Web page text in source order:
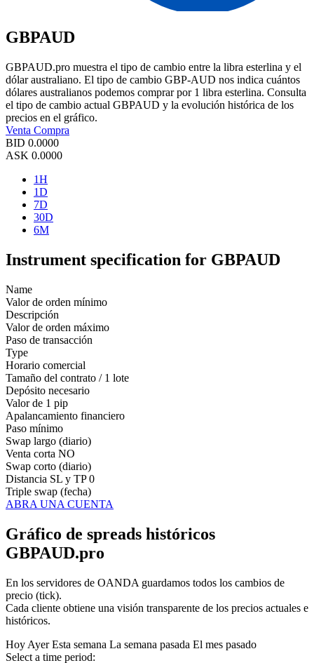
GBPAUD
GBPAUD.pro muestra el tipo de cambio entre la libra esterlina y el
dólar australiano. El tipo de cambio GBP-AUD nos indica cuántos
dólares australianos podemos comprar por 1 libra esterlina. Consulta
el tipo de cambio actual GBPAUD y la evolución histórica de los
precios en el gráfico.
Venta Compra
BID 0.0000
ASK 0.0000
1H
1D
7D
30D
6M
Instrument specification for GBPAUD
Name
Valor de orden mínimo
Descripción
Valor de orden máximo
Paso de transacción
Type
Horario comercial
Tamaño del contrato / 1 lote
Depósito necesario
Valor de 1 pip
Apalancamiento financiero
Paso mínimo
Swap largo (diario)
Venta corta NO
Swap corto (diario)
Distancia SL y TP 0
Triple swap (fecha)
ABRA UNA CUENTA
Gráfico de spreads históricos
GBPAUD.pro
En los servidores de OANDA guardamos todos los cambios de
precio (tick).
Cada cliente obtiene una visión transparente de los precios actuales e
históricos.
Hoy AyerEsta semana La semana pasada El mes pasado
Select a time period: